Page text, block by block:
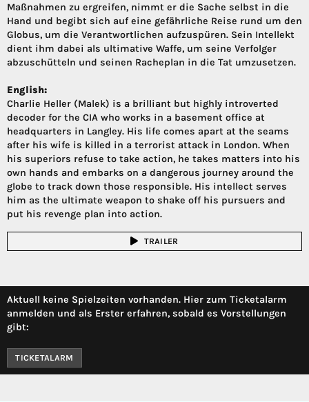
Maßnahmen zu ergreifen, nimmt er die Sache selbst in die
Hand und begibt sich auf eine gefährliche Reise rund um den
Globus, um die Verantwortlichen aufzuspüren. Sein Intellekt
dient ihm dabei als ultimative Waffe, um seine Verfolger
abzuschütteln und seinen Racheplan in die Tat umzusetzen.
English:
Charlie Heller (Malek) is a brilliant but highly introverted
decoder for the CIA who works in a basement office at
headquarters in Langley. His life comes apart at the seams
after his wife is killed in a terrorist attack in London. When
his superiors refuse to take action, he takes matters into his
own hands and embarks on a dangerous journey around the
globe to track down those responsible. His intellect serves
him as the ultimate weapon to shake off his pursuers and
put his revenge plan into action.
TRAILER
Aktuell keine Spielzeiten vorhanden. Hier zum Ticketalarm
anmelden und als Erster erfahren, sobald es Vorstellungen
gibt:
TICKETALARM